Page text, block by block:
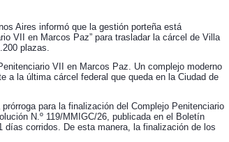
Aires informó que la gestión porteña está
VII en Marcos Paz” para trasladar la cárcel de Villa
plazas.
VII en Marcos Paz. Un complejo moderno
a la última cárcel federal que queda en la Ciudad de
para la finalización del Complejo Penitenciario
N.º 119/MMIGC/26, publicada en el Boletín
corridos. De esta manera, la finalización de los